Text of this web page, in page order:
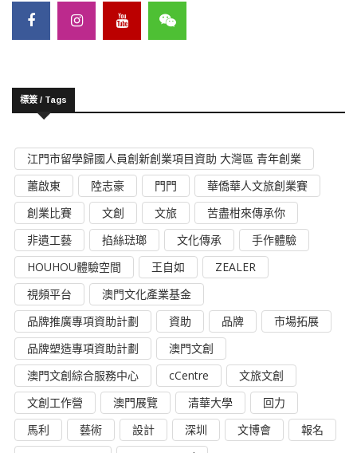
標簽 / Tags
江門市留學歸國人員創新創業項目資助 大灣區 青年創業
蕭啟東
陸志豪 門門
華僑華人文旅創業賽
創業比賽
文創 文旅
苦盡柑來傳承你
非遺工藝
掐絲琺瑯 文化傳承
手作體驗
HOUHOU體驗空間
王自如
ZEALER
視頻平台
澳門文化產業基金
品牌推廣專項資助計劃
資助 品牌
市場拓展
品牌塑造專項資助計劃
澳門文創
澳門文創綜合服務中心
cCentre
文旅文創
文創工作營
澳門展覽 清華大學
回力
馬利
藝術 設計 深圳 文博會
報名